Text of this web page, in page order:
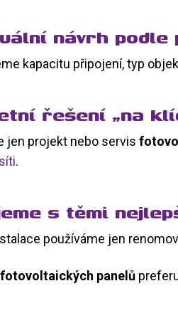
návrh
kapacitu připojení, typ
řešení „na
jen projekt nebo servis
.
s těmi
používáme jen
fotovoltaických panelů